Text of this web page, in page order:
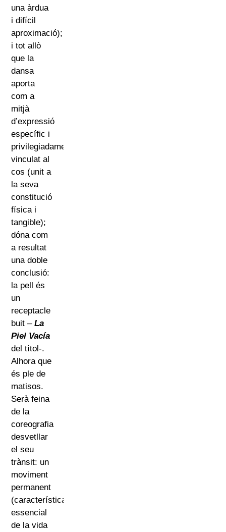
una àrdua
i difícil
aproximació);
i tot allò
que la
dansa
aporta
com a
mitjà
d’expressió
específic i
privilegiadament
vinculat al
cos (unit a
la seva
constitució
física i
tangible);
dóna com
a resultat
una doble
conclusió:
la pell és
un
receptacle
buit –La
Piel Vacía
del títol-.
Alhora que
és ple de
matisos.
Serà feina
de la
coreografia
desvetllar
el seu
trànsit: un
moviment
permanent
(característica
essencial
de la vida